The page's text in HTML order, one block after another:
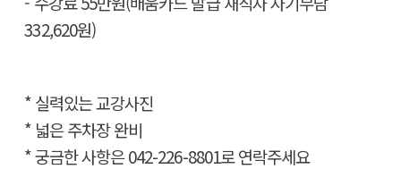
332,620원)
*실력있는 교강사진
* 넓은 주차장 완비
*궁금한 사항은042-226-8801로 연락주세요